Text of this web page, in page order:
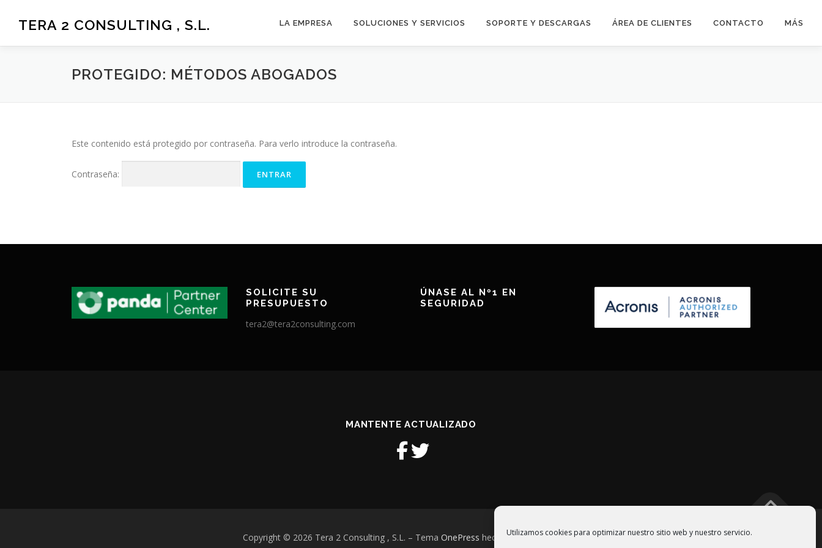
Utilizamos cookies para optimizar nuestro sitio web y nuestro servicio.
TERA 2 CONSULTING , S.L. LA EMPRESA SOLUCIONES Y SERVICIOS SOPORTE Y DESCARGAS ÁREA DE CLIENTES CONTACTO MÁS
PROTEGIDO: MÉTODOS ABOGADOS
Este contenido está protegido por contraseña. Para verlo introduce la contraseña.
Contraseña:
SOLICITE SU
PRESUPUESTO
tera2@tera2consulting.com
ÚNASE AL Nº1 EN
SEGURIDAD
MANTENTE ACTUALIZADO
Copyright © 2026 Tera 2 Consulting , S.L. – Tema OnePress hecho por FameThemes